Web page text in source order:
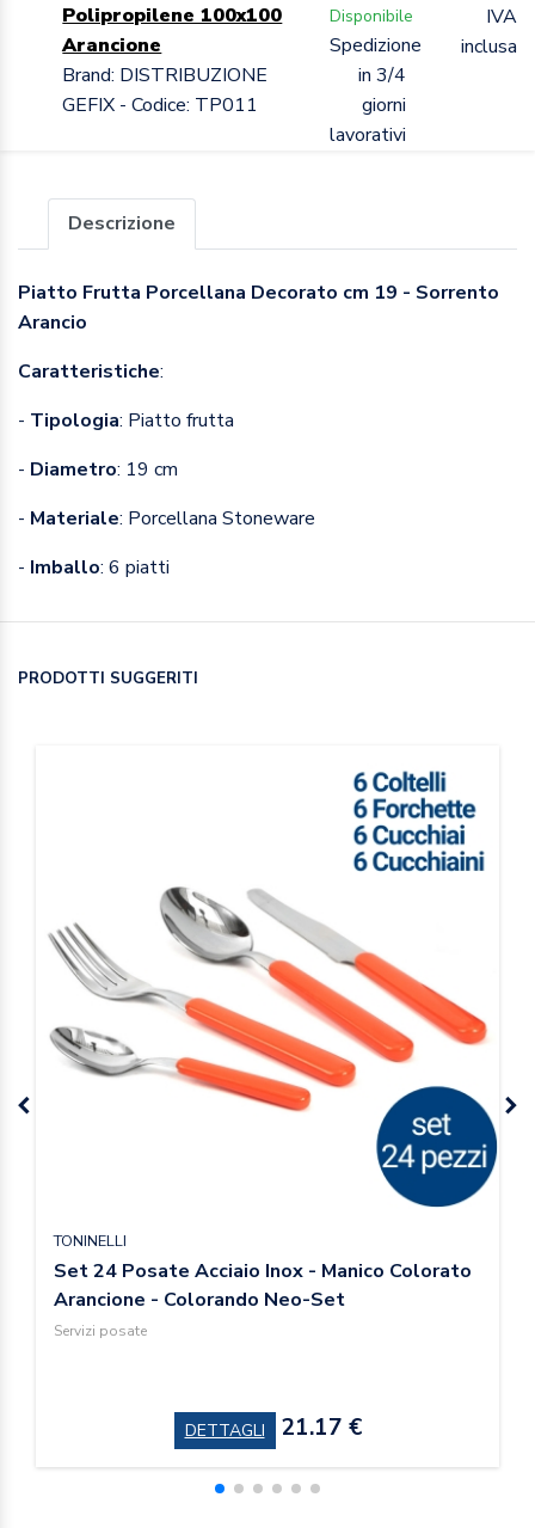
Polipropilene 100x100
Arancione
Brand: DISTRIBUZIONE
GEFIX - Codice: TP011
Disponibile
Spedizione
in 3/4
giorni
lavorativi
IVA
inclusa
Descrizione
Piatto Frutta Porcellana Decorato cm 19 - Sorrento
Arancio
Caratteristiche:
- Tipologia: Piatto frutta
- Diametro: 19 cm
- Materiale: Porcellana Stoneware
- Imballo: 6 piatti
PRODOTTI SUGGERITI
TONINELLI
Set 24 Posate Acciaio Inox - Manico Colorato
Arancione - Colorando Neo-Set
Servizi posate
DETTAGLI 21.17 €